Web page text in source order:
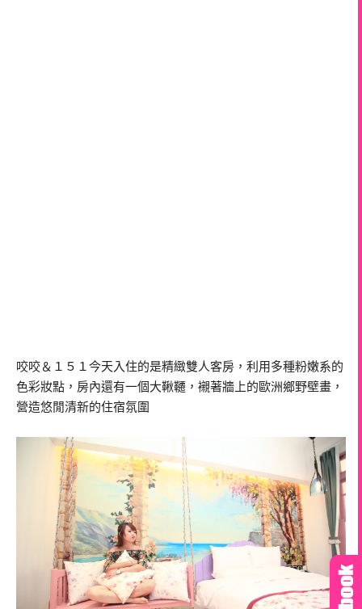
咬咬＆１５１今天入住的是精緻雙人客房，利用多種粉嫩系的
色彩妝點，房內還有一個大鞦韆，襯著牆上的歐洲鄉野壁畫，
營造悠閒清新的住宿氛圍